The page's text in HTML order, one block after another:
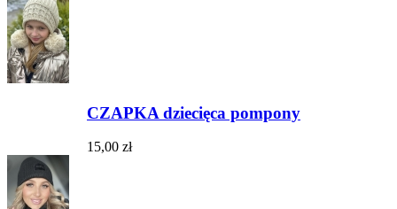
CZAPKA dziecięca pompony
15,00 zł